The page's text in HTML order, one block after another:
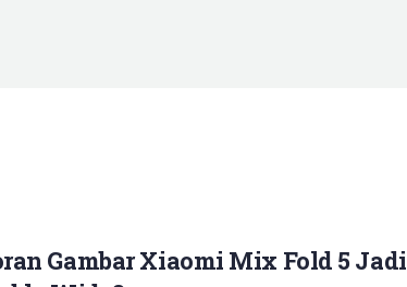
Gambar Xiaomi Mix Fold 5 Jadi